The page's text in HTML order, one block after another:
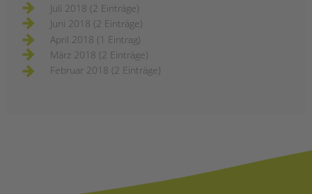
Juli 2018 (2 Einträge)
Juni 2018 (2 Einträge)
April 2018 (1 Eintrag)
März 2018 (2 Einträge)
Februar 2018 (2 Einträge)